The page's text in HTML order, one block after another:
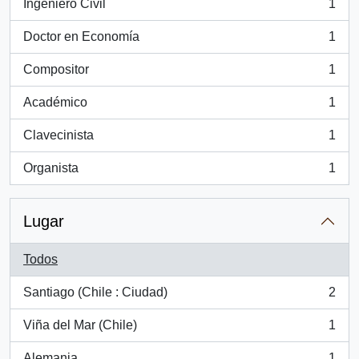
Ingeniero Civil
, 1 resultados
1
Doctor en Economía
, 1 resultados
1
Compositor
, 1 resultados
1
Académico
, 1 resultados
1
Clavecinista
, 1 resultados
1
Organista
, 1 resultados
1
Lugar
Todos
Santiago (Chile : Ciudad)
, 2 resultados
2
Viña del Mar (Chile)
, 1 resultados
1